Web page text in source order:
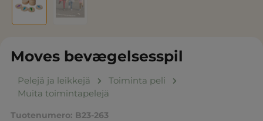
Moves bevægelsesspil
Pelejä ja leikkejä
Toiminta peli
Muita toimintapelejä
Tuotenumero: B23-263